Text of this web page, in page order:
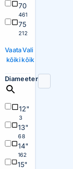
70
461
75
212
Vaata
kõiki
Vali
kõik
Diameeter
12"
3
13"
68
14"
162
15"